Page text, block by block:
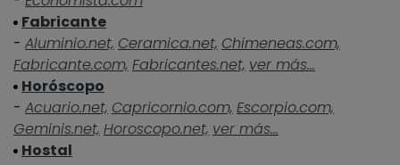
Fabricante
- Aluminio.net, Ceramica.net, Chimeneas.com,
Fabricante.com, Fabricantes.net, ver más...
Horóscopo
- Acuario.net, Capricornio.com, Escorpio.com,
Geminis.net, Horoscopo.net, ver más...
Hostal